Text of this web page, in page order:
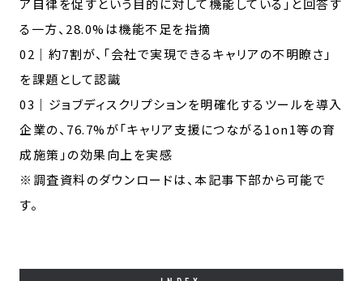
ア自律を促すという目的に対して機能している」と回答す
る一方、28.0%は機能不足を指摘
02｜約7割が、「会社で実現できるキャリアの不明瞭さ」
を課題として認識
03｜ジョブディスクリプションを明確化するツールを導入
企業の、76.7%が「キャリア支援につながる1on1等の育
成施策」の効果向上を実感
※調査資料のダウンロードは、本記事下部から可能で
す。